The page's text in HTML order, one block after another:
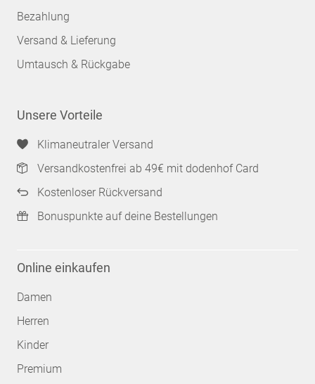
Bezahlung
Versand & Lieferung
Umtausch & Rückgabe
Unsere Vorteile
Klimaneutraler Versand
Versandkostenfrei ab 49€ mit dodenhof Card
Kostenloser Rückversand
Bonuspunkte auf deine Bestellungen
Online einkaufen
Damen
Herren
Kinder
Premium